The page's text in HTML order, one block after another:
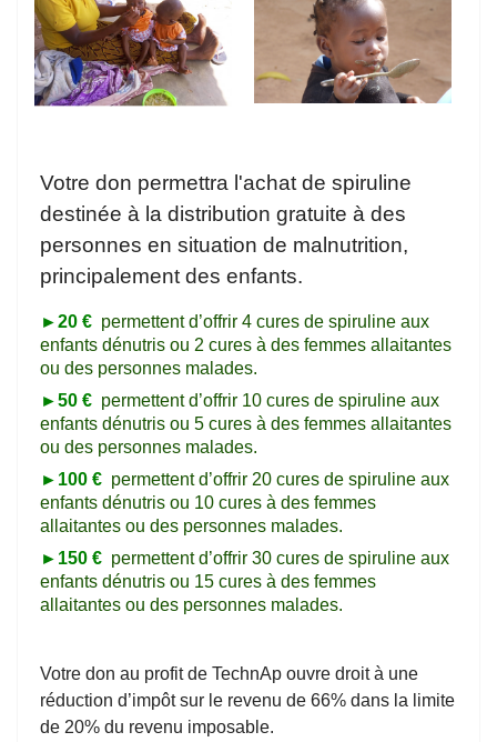
Votre don permettra l'achat de spiruline
destinée à la distribution gratuite à des
personnes en situation de malnutrition,
principalement des enfants.
►20 € permettent d’offrir 4 cures de spiruline aux
enfants dénutris ou 2 cures à des femmes allaitantes
ou des personnes malades.
►50 € permettent d’offrir 10 cures de spiruline aux
enfants dénutris ou 5 cures à des femmes allaitantes
ou des personnes malades.
►100 € permettent d’offrir 20 cures de spiruline aux
enfants dénutris ou 10 cures à des femmes
allaitantes ou des personnes malades.
►150 € permettent d’offrir 30 cures de spiruline aux
enfants dénutris ou 15 cures à des femmes
allaitantes ou des personnes malades.
Votre don au profit de TechnAp ouvre droit à une
réduction d’impôt sur le revenu de 66% dans la limite
de 20% du revenu imposable.